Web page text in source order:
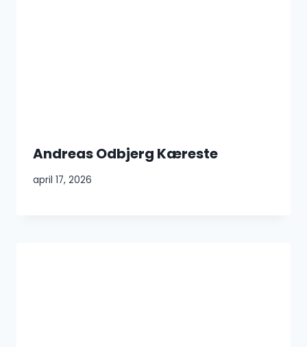
Andreas Odbjerg Kæreste
april 17, 2026